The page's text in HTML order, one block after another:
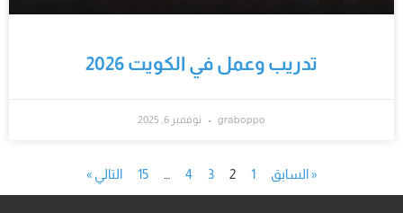
تدريب وعمل في الكويت 2026
graboppo نوفمبر 6, 2025
« السابق 1
2
3
4
15 التالي »